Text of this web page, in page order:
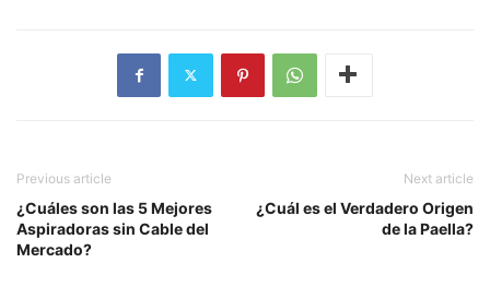
Previous article
¿Cuáles son las 5 Mejores
Aspiradoras sin Cable del
Mercado?
Next article
¿Cuál es el Verdadero Origen
de la Paella?